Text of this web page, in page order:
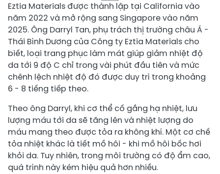
Eztia Materials được thành lập tại California vào
năm 2022 và mở rộng sang Singapore vào năm
2025. Ông Darryl Tan, phụ trách thị trường châu Á -
Thái Bình Dương của Công ty Eztia Materials cho
biết, loại trang phục làm mát giúp giảm nhiệt độ
da tới 9 độ C chỉ trong vài phút đầu tiên và mức
chênh lệch nhiệt độ đó được duy trì trong khoảng
6 - 8 tiếng tiếp theo.
Theo ông Darryl, khi cơ thể cố gắng hạ nhiệt, lưu
lượng máu tới da sẽ tăng lên và nhiệt lượng do
máu mang theo được tỏa ra không khí. Một cơ chế
tỏa nhiệt khác là tiết mồ hôi - khi mồ hôi bốc hơi
khỏi da. Tuy nhiên, trong môi trường có độ ẩm cao,
quá trình này kém hiệu quả hơn nhiều.